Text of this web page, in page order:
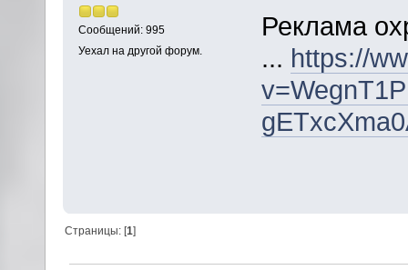
Сообщений: 995
Уехал на другой форум.
Реклама
... https://
Страницы: [1]